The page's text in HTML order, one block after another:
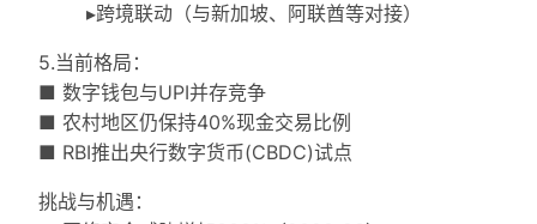
▸跨境联动（与新加坡、阿联酋等对接）
5.当前格局：
■ 数字钱包与UPI并存竞争
■ 农村地区仍保持40%现金交易比例
■ RBI推出央行数字货币(CBDC)试点
挑战与机遇：